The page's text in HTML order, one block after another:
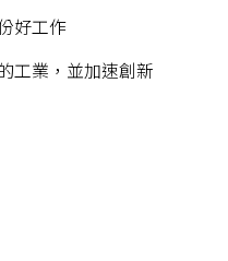
好工作
工業，並加速創新